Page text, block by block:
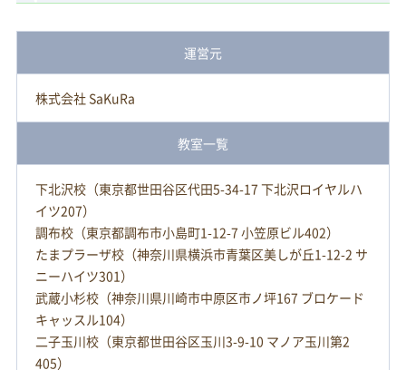
運営元
株式会社 SaKuRa
教室一覧
下北沢校（東京都世田谷区代田5-34-17 下北沢ロイヤルハ
イツ207）
調布校（東京都調布市小島町1-12-7 小笠原ビル402）
たまプラーザ校（神奈川県横浜市青葉区美しが丘1-12-2 サ
ニーハイツ301）
武蔵小杉校（神奈川県川崎市中原区市ノ坪167 ブロケード
キャッスル104）
二子玉川校（東京都世田谷区玉川3-9-10 マノア玉川第2
405）